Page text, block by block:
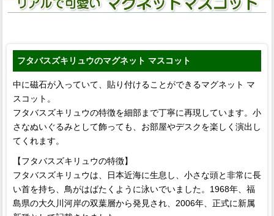
フタバスズキリュウのマグネット マスコット
中に磁石が入っていて、貼り付けることができるマグネット マ
スコット。
フタバスズキリュウの特徴を細部まで丁寧に再現しています。小
さなぬいぐるみとして飾っても、お部屋やデスクを楽しく演出し
てくれます。
【フタバスズキリュウの特徴】
フタバスズキリュウは、日本近海に生息し、小さな頭と非常に長
い首を持ち、鳥がはばたくように泳いでいました。1968年、福
島県の大久川河岸の双葉層から発見され、2006年、正式に新属